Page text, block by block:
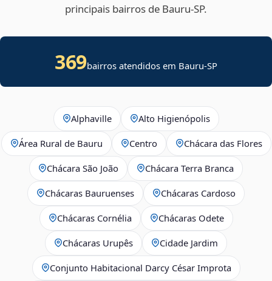
principais bairros de Bauru‑SP.
369bairros atendidos em Bauru-SP
Alphaville Alto Higienópolis
Área Rural de Bauru Centro Chácara das Flores
Chácara São João Chácara Terra Branca
Chácaras Bauruenses Chácaras Cardoso
Chácaras Cornélia Chácaras Odete
Chácaras Urupês Cidade Jardim
Conjunto Habitacional Darcy César Improta